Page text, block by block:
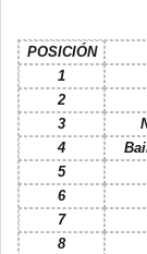
POSICIÓN
1
2
3
4
5
6
7
8